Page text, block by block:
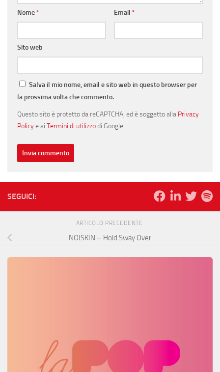
Nome* Email *
Sito web
Salva il mio nome, email e sito web in questo browser per
la prossima volta che commento.
Questo sito è protetto da reCAPTCHA, ed è soggetto alla Privacy
Policye ai Termini di utilizzodi Google.
SEGUICI:
ARTICOLO PRECEDENTE
NOISKIN – Hold Sway Over